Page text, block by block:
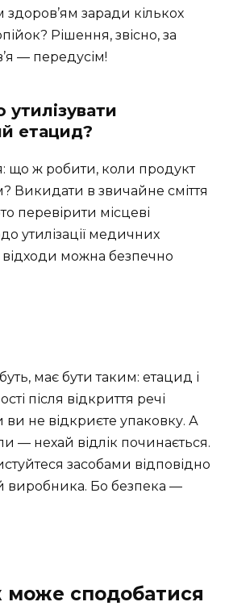
здоров’ям заради кількох
Рішення, звісно, за
— передусім!
етацид?
що ж робити, коли продукт
Викидати в звичайне сміття
перевірити місцеві
утилізації медичних
відходи можна безпечно
має бути таким: етацид і
після відкриття речі
ви не відкриєте упаковку. А
— нехай відлік починається.
засобами відповідно
виробника. Бо безпека —
може сподобатися